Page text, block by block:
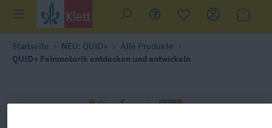
Startseite NEU: QUID+
Alle Produkte
QUID+ Feinmotorik entdecken und entwickeln